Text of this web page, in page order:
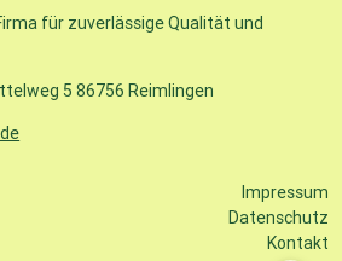
für zuverlässige Qualität und
5 86756 Reimlingen
Impressum
Datenschutz
Kontakt